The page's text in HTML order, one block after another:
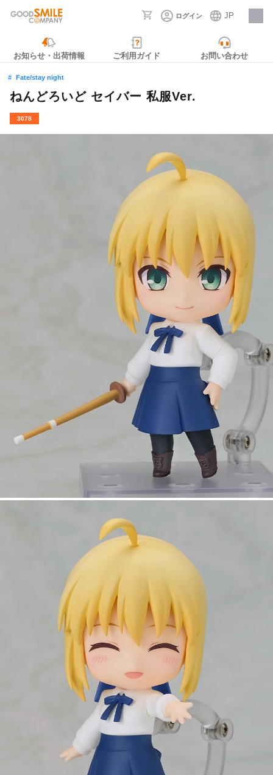
ログイン JP
採用情報
お知らせ・出荷情報 ご利用ガイド お問い合わせ
Fate/stay night
ねんどろいど セイバー 私服Ver.
3078